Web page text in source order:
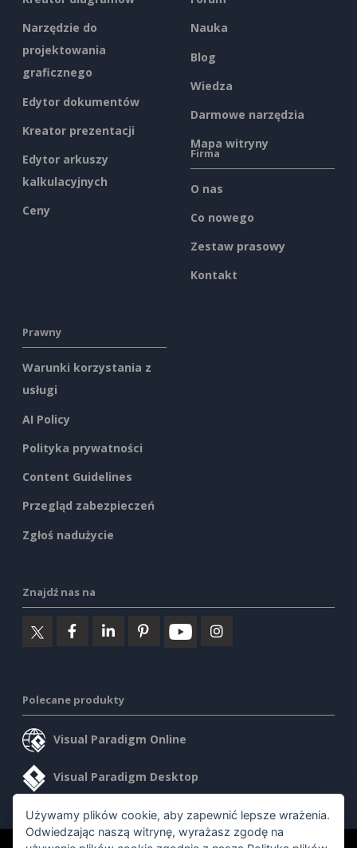
Narzędzie do
projektowania
graficznego
Edytor dokumentów
Kreator prezentacji
Edytor arkuszy
kalkulacyjnych
Ceny
Nauka
Blog
Wiedza
Darmowe narzędzia
Mapa witryny
Firma
O nas
Co nowego
Zestaw prasowy
Kontakt
Prawny
Warunki korzystania z
usługi
AI Policy
Polityka prywatności
Content Guidelines
Przegląd zabezpieczeń
Zgłoś nadużycie
Znajdź nas na
Polecane produkty
Visual Paradigm Online
Visual Paradigm Desktop
Używamy plików cookie, aby zapewnić lepsze wrażenia.
Odwiedzając naszą witrynę, wyrażasz zgodę na